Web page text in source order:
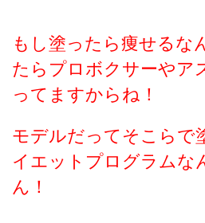
もし塗ったら痩せるな
たらプロボクサーやア
ってますからね！
モデルだってそこらで
イエットプログラムな
ん！